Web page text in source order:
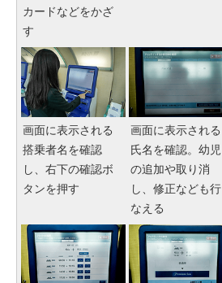
カードなどをかざ
す
画面に表示される
搭乗者名を確認
し、右下の確認ボ
タンを押す
画面に表示される
氏名を確認。幼児
の追加や取り消
し、修正なども行
なえる